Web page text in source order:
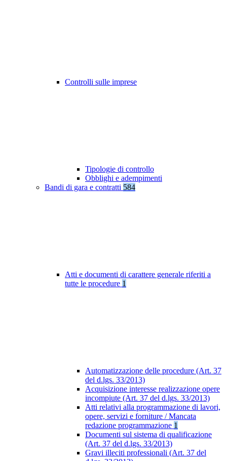
Controlli sulle imprese
Tipologie di controllo
Obblighi e adempimenti
Bandi di gara e contratti 584
Atti e documenti di carattere generale riferiti a
tutte le procedure 1
Automatizzazione delle procedure (Art. 37
del d.lgs. 33/2013)
Acquisizione interesse realizzazione opere
incompiute (Art. 37 del d.lgs. 33/2013)
Atti relativi alla programmazione di lavori,
opere, servizi e forniture / Mancata
redazione programmazione 1
Documenti sul sistema di qualificazione
(Art. 37 del d.lgs. 33/2013)
Gravi illeciti professionali (Art. 37 del